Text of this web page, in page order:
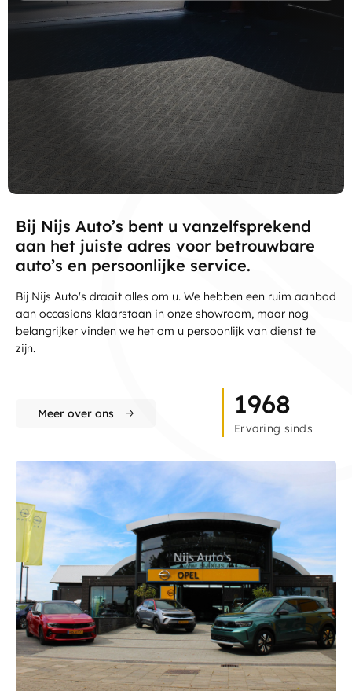
Bij Nijs Auto’s bent u vanzelfsprekend
aan het juiste adres voor betrouwbare
auto’s en persoonlijke service.
Bij Nijs Auto's draait alles om u. We hebben een ruim aanbod
aan occasions klaarstaan in onze showroom, maar nog
belangrijker vinden we het om u persoonlijk van dienst te
zijn.
Meer over ons 1968
Ervaring sinds